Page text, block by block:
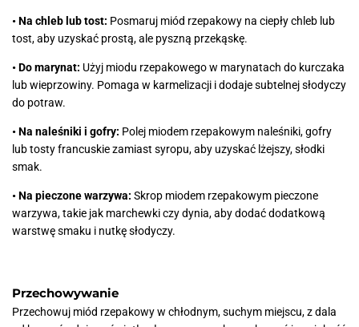
• Na chleb lub tost: Posmaruj miód rzepakowy na ciepły chleb lub
tost, aby uzyskać prostą, ale pyszną przekąskę.
• Do marynat: Użyj miodu rzepakowego w marynatach do kurczaka
lub wieprzowiny. Pomaga w karmelizacji i dodaje subtelnej słodyczy
do potraw.
• Na naleśniki i gofry: Polej miodem rzepakowym naleśniki, gofry
lub tosty francuskie zamiast syropu, aby uzyskać lżejszy, słodki
smak.
• Na pieczone warzywa: Skrop miodem rzepakowym pieczone
warzywa, takie jak marchewki czy dynia, aby dodać dodatkową
warstwę smaku i nutkę słodyczy.
Przechowywanie
Przechowuj miód rzepakowy w chłodnym, suchym miejscu, z dala